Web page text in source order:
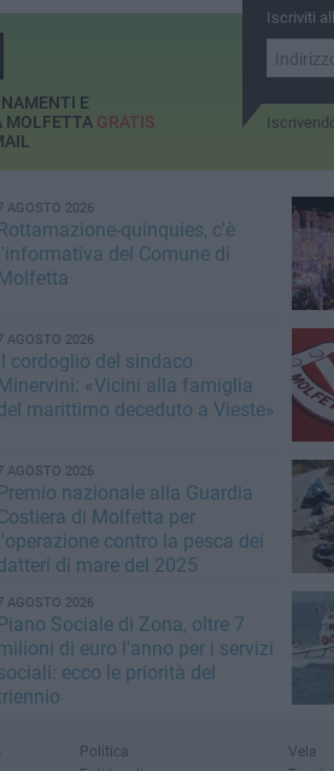
Iscriviti
E
MOLFETTA GRATIS
AGOSTO 2026
quinquies, c'è
del Comune di
AGOSTO 2026
Il cordoglio del sindaco
«Vicini alla famiglia
marittimo deceduto a Vieste»
AGOSTO 2026
nazionale alla Guardia
di Molfetta per
contro la pesca dei
di mare del 2025
AGOSTO 2026
Sociale di Zona, oltre 7
di euro l'anno per i servizi
ecco le priorità del
Politica
Vela